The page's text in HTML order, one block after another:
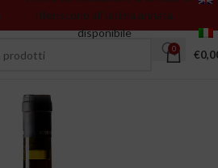
riferiscono all’ultima annata
disponibile
0 €